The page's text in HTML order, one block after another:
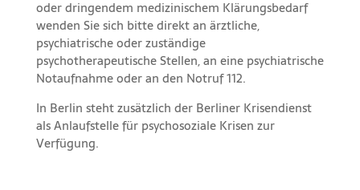
oder dringendem medizinischem Klärungsbedarf
wenden Sie sich bitte direkt an ärztliche,
psychiatrische oder zuständige
psychotherapeutische Stellen, an eine psychiatrische
Notaufnahme oder an den Notruf 112.
In Berlin steht zusätzlich der Berliner Krisendienst
als Anlaufstelle für psychosoziale Krisen zur
Verfügung.